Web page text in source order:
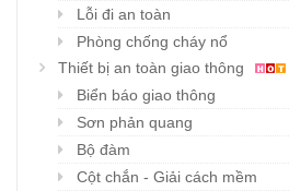
Lỗi đi an toàn
Phòng chống cháy nổ
Thiết bị an toàn giao thông
Biển báo giao thông
Sơn phản quang
Bộ đàm
Cột chắn - Giải cách mềm